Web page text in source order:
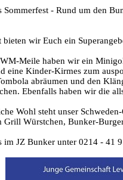
Sommerfest - Rund um den
bieten wir Euch ein
Meile haben wir ein
eine Kinder-Kirmes zum
abräumen und den
Ebenfalls haben wir die
Wohl steht unser
Grill Würstchen, Bunker-
im JZ Bunker unter 0214 - 41